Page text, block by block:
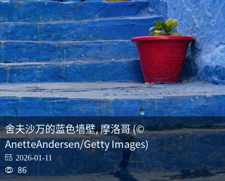
舍夫沙万的蓝色墙壁, 摩洛哥 (©
AnetteAndersen/Getty Images)
2026-01-11
86